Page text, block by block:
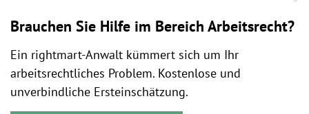
Brauchen Sie Hilfe im Bereich Arbeitsrecht?
Ein rightmart-Anwalt kümmert sich um Ihr
arbeitsrechtliches Problem. Kostenlose und
unverbindliche Ersteinschätzung.